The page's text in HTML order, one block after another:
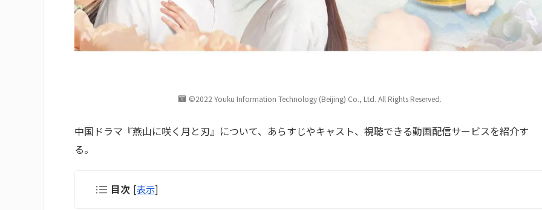
©2022 Youku Information Technology (Beijing) Co., Ltd. All Rights Reserved.
中国ドラマ『燕山に咲く月と刃』について、あらすじやキャスト、視聴できる動画配信サービスを紹介す
る。
目次 [表示]